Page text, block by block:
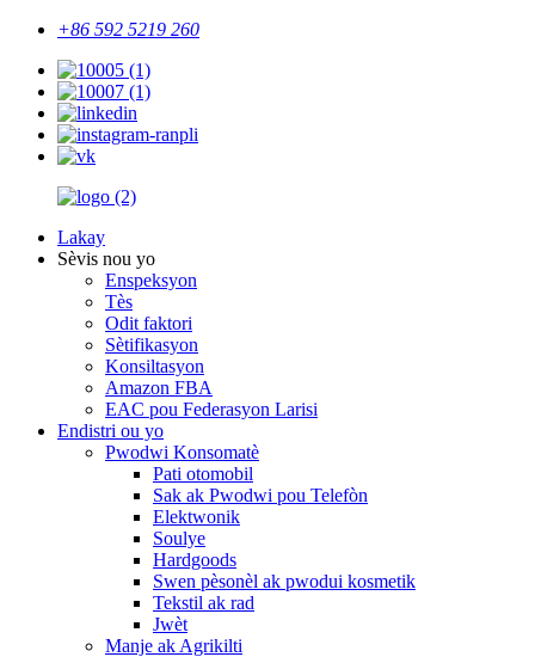
+86 592 5219 260
Lakay
Sèvis nou yo
Enspeksyon
Tès
Odit faktori
Sètifikasyon
Konsiltasyon
Amazon FBA
EAC pou Federasyon Larisi
Endistri ou yo
Pwodwi Konsomatè
Pati otomobil
Sak ak Pwodwi pou Telefòn
Elektwonik
Soulye
Hardgoods
Swen pèsonèl ak pwodui kosmetik
Tekstil ak rad
Jwèt
Manje ak Agrikilti